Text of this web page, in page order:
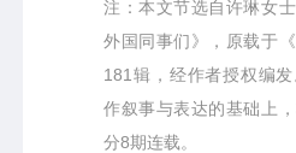
注：本文节选自许琳女
外国同事们》，原载于
181辑，经作者授权编
作叙事与表达的基础上
分8期连载。